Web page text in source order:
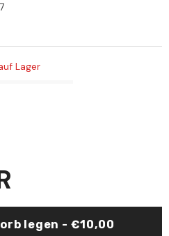
Lager
legen - €10,00